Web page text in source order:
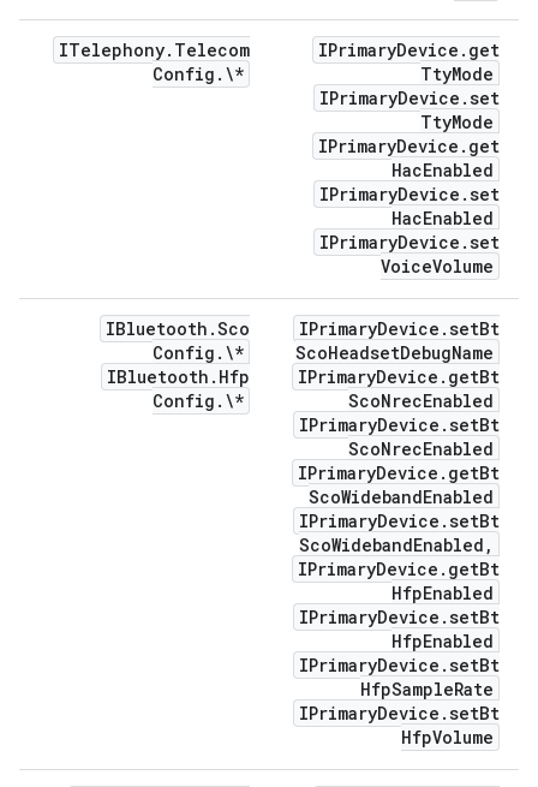
IPrimaryDevice . get
TtyMode
IPrimaryDevice .set
TtyMode
IPrimaryDevice . get
HacEnabled
IPrimaryDevice .set
HacEnabled
IPrimaryDevice .set
VoiceVolume
ITelephony. Telecom
Config . \*
IPrimaryDevice .setBt
ScoHeadsetDebugName
IPrimaryDevice . getBt
ScoNrecEnabled
IPrimaryDevice .setBt
ScoNrecEnabled
IPrimaryDevice . getBt
ScoWidebandEnabled
IPrimaryDevice .setBt
ScoWidebandEnabled ,
IPrimaryDevice . getBt
HfpEnabled
IPrimaryDevice .setBt
HfpEnabled
IPrimaryDevice .setBt
HfpSampleRate
IPrimaryDevice .setBt
HfpVolume
IBluetooth .Sco
Config . \*
IBluetooth . Hfp
Config . \*